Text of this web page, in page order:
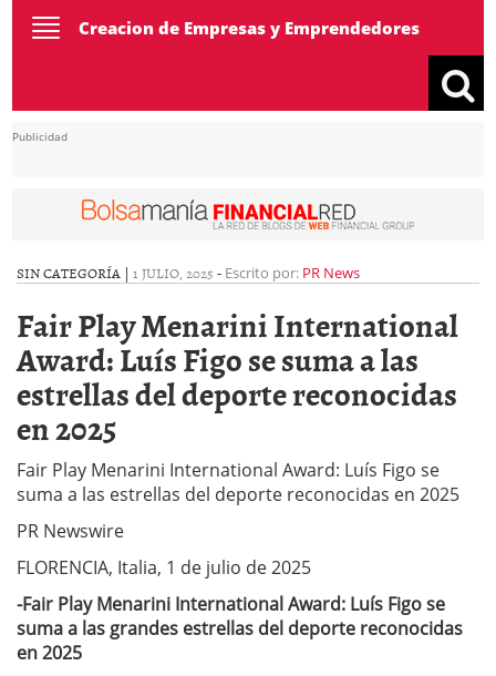
ToggleCreacion de Empresas y Emprendedores
Publicidad
SIN CATEGORÍA | 1 JULIO, 2025 - Escrito por: PR News
Fair Play Menarini International
Award: Luís Figo se suma a las
estrellas del deporte reconocidas
en 2025
Fair Play Menarini International Award: Luís Figo se
suma a las estrellas del deporte reconocidas en 2025
PR Newswire
FLORENCIA, Italia, 1 de julio de 2025
-Fair Play Menarini International Award: Luís Figo se
suma a las grandes estrellas del deporte reconocidas
en 2025